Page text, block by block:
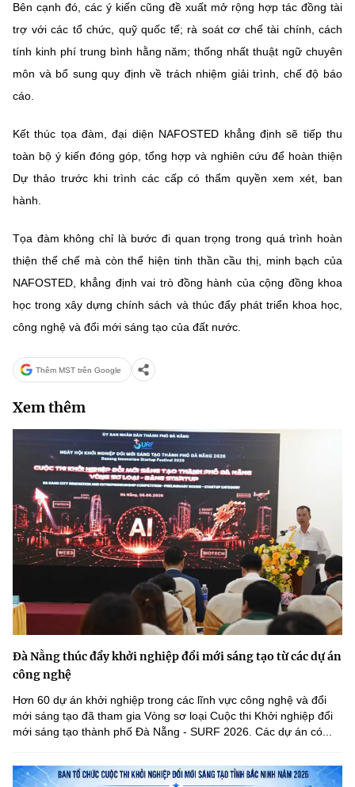
Bên cạnh đó, các ý kiến cũng đề xuất mở rộng hợp tác đồng tài
trợ với các tổ chức, quỹ quốc tế; rà soát cơ chế tài chính, cách
tính kinh phí trung bình hằng năm; thống nhất thuật ngữ chuyên
môn và bổ sung quy định về trách nhiệm giải trình, chế độ báo
cáo.
Kết thúc tọa đàm, đại diện NAFOSTED khẳng định sẽ tiếp thu
toàn bộ ý kiến đóng góp, tổng hợp và nghiên cứu để hoàn thiện
Dự thảo trước khi trình các cấp có thẩm quyền xem xét, ban
hành.
Tọa đàm không chỉ là bước đi quan trọng trong quá trình hoàn
thiện thể chế mà còn thể hiện tinh thần cầu thị, minh bạch của
NAFOSTED, khẳng định vai trò đồng hành của cộng đồng khoa
học trong xây dựng chính sách và thúc đẩy phát triển khoa học,
công nghệ và đổi mới sáng tạo của đất nước.
Thêm MST trên Google
Xem thêm
Đà Nẵng thúc đẩy khởi nghiệp đổi mới sáng tạo từ các dự án
công nghệ
Hơn 60 dự án khởi nghiệp trong các lĩnh vực công nghệ và đổi
mới sáng tạo đã tham gia Vòng sơ loại Cuộc thi Khởi nghiệp đổi
mới sáng tạo thành phố Đà Nẵng - SURF 2026. Các dự án có...